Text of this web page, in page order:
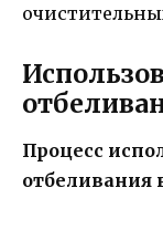
Процесс
отбеливания